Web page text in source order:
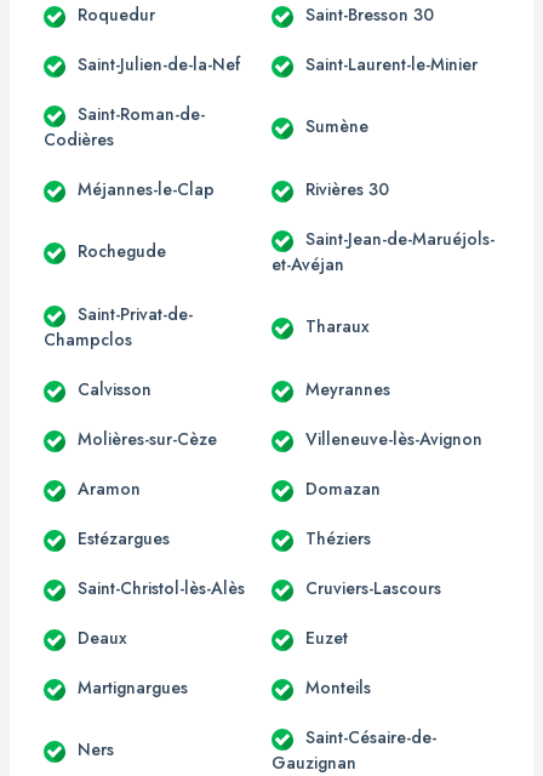
Roquedur Saint-Bresson 30
Saint-Julien-de-la-Nef Saint-Laurent-le-Minier
Saint-Roman-de-
Codières
Sumène
Méjannes-le-Clap Rivières 30
Rochegude
Saint-Jean-de-Maruéjols-
et-Avéjan
Saint-Privat-de-
Champclos
Tharaux
Calvisson Meyrannes
Molières-sur-Cèze Villeneuve-lès-Avignon
Aramon Domazan
Estézargues Théziers
Saint-Christol-lès-Alès Cruviers-Lascours
Deaux Euzet
Martignargues Monteils
Ners
Saint-Césaire-de-
Gauzignan